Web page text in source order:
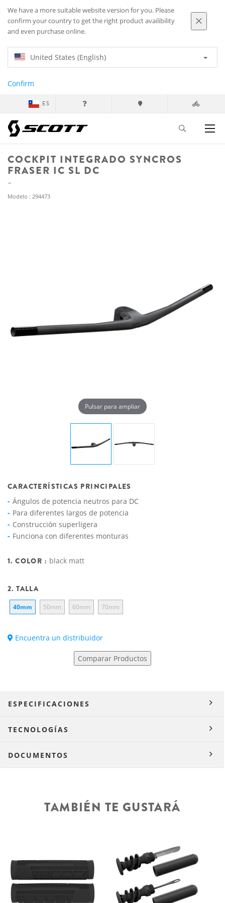
We have a more suitable website version for you. Please
confirm your country to get the right product availibility
and even purchase online.
United States (English)
Confirm
ES
COCKPIT INTEGRADO SYNCROS
FRASER IC SL DC
Modelo : 294473
Pulsar para ampliar
CARACTERÍSTICAS PRINCIPALES
Ángulos de potencia neutros para DC
Para diferentes largos de potencia
Construcción superligera
Funciona con diferentes monturas
1. COLOR : black matt
2. TALLA
40mm 50mm 60mm 70mm
Encuentra un distribuidor
Comparar Productos
ESPECIFICACIONES
TECNOLOGÍAS
DOCUMENTOS
TAMBIÉN TE GUSTARÁ